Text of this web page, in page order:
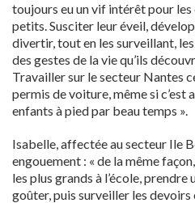
toujours eu un vif intérêt pour
petits. Susciter leur éveil,
divertir, tout en les surveillant,
des gestes de la vie qu’ils
Travailler sur le secteur Nantes
permis de voiture, même si c’est
enfants à pied par beau temps ».
Isabelle, affectée au secteur Ile
engouement : « de la même
les plus grands à l’école, prendre
goûter, puis surveiller les devoirs